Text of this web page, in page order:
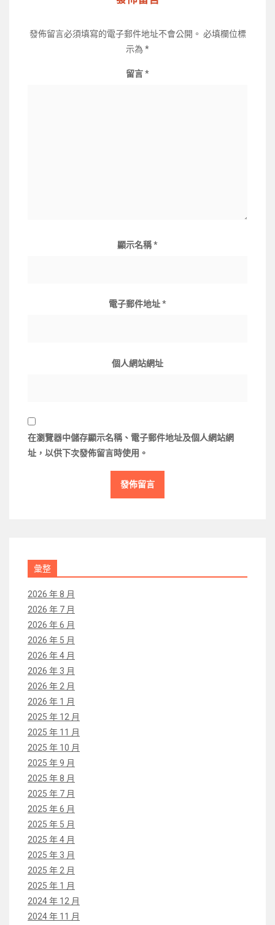
發佈留言必須填寫的電子郵件地址不會公開。 必填欄位標
示為 *
留言*
顯示名稱*
電子郵件地址*
個人網站網址
在瀏覽器中儲存顯示名稱、電子郵件地址及個人網站網
址，以供下次發佈留言時使用。
彙整
2026 年 8 月
2026 年 7 月
2026 年 6 月
2026 年 5 月
2026 年 4 月
2026 年 3 月
2026 年 2 月
2026 年 1 月
2025 年 12 月
2025 年 11 月
2025 年 10 月
2025 年 9 月
2025 年 8 月
2025 年 7 月
2025 年 6 月
2025 年 5 月
2025 年 4 月
2025 年 3 月
2025 年 2 月
2025 年 1 月
2024 年 12 月
2024 年 11 月